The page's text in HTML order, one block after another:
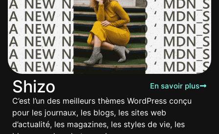
Shizo En savoir plus
C’est l’un des meilleurs thèmes WordPress conçu
pour les journaux, les blogs, les sites web
d’actualité, les magazines, les styles de vie, les